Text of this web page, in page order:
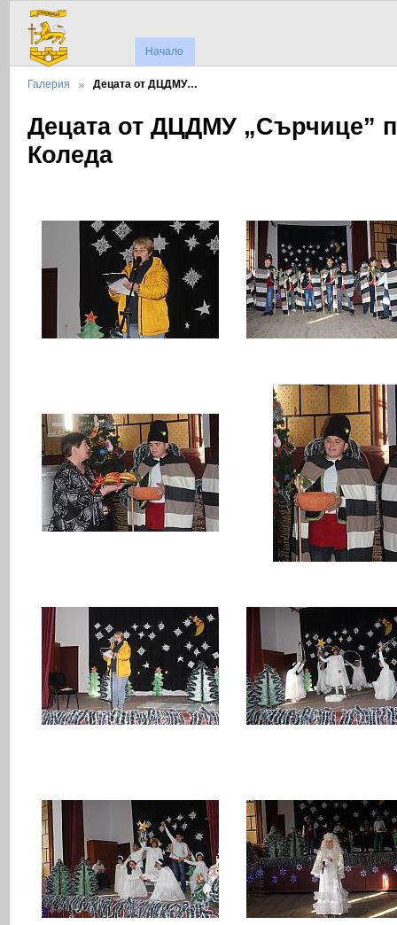
Начало
Галерия Децата от ДЦДМУ…
Децата от ДЦДМУ „Сърчице”
Коледа